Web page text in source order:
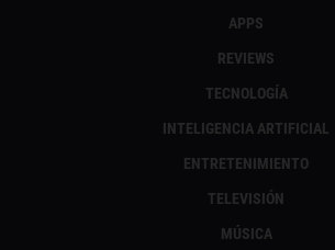
APPS
REVIEWS
TECNOLOGÍA
INTELIGENCIA ARTIFICIAL
ENTRETENIMIENTO
TELEVISIÓN
MÚSICA